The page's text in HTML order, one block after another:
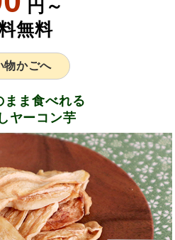
円～
無料
物かごへ
まま食べれる
ヤーコン芋